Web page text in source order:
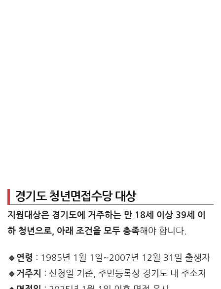
경기도 청년면접수당 대상
지원대상은 경기도에 거주하는 만 18세 이상 39세 이
하 청년으로, 아래 조건을 모두 충족해야 합니다.
🔹연령 : 1985년 1월 1일~2007년 12월 31일 출생자
🔹거주지
: 신청일 기준, 주민등록상 경기도 내 주소지